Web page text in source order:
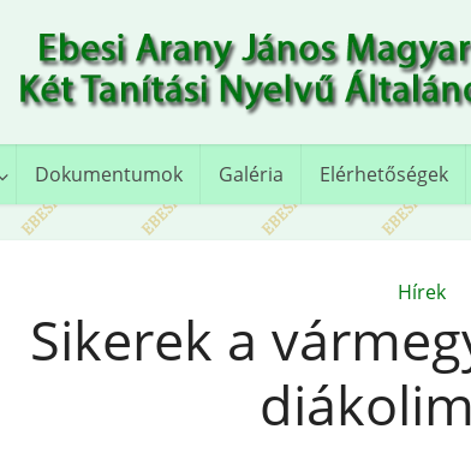
Dokumentumok Galéria Elérhetőségek
Hírek
Sikerek a